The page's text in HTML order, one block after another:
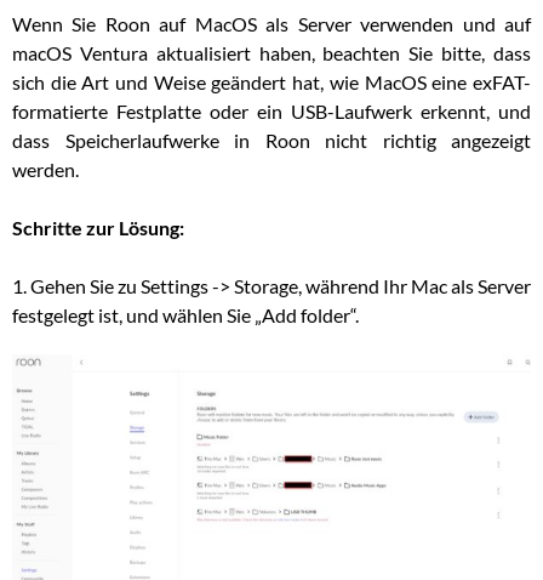
Wenn Sie Roon auf MacOS als Server verwenden und auf
macOS Ventura aktualisiert haben, beachten Sie bitte, dass
sich die Art und Weise geändert hat, wie MacOS eine exFAT-
formatierte Festplatte oder ein USB-Laufwerk erkennt, und
dass Speicherlaufwerke in Roon nicht richtig angezeigt
werden.
Schritte zur Lösung:
1. Gehen Sie zu Settings -> Storage, während Ihr Mac als Server
festgelegt ist, und wählen Sie „Add folder“.